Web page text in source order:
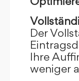
Der
Ihre
weniger